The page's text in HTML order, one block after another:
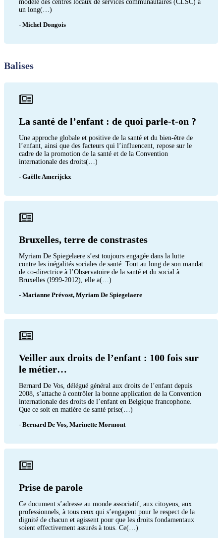
modèle des centres locaux de services communautaires (CLSC) a
un long(…)
- Michel Dongois
Balises
La santé de l’enfant : de quoi parle-t-on ?
Une approche globale et positive de la santé et du bien-être de
l’enfant, ainsi que des facteurs qui l’influencent, repose sur le
cadre de la promotion de la santé et de la Convention
internationale des droits(…)
- Gaëlle Amerijckx
Bruxelles, terre de constrastes
Myriam De Spiegelaere s’est toujours engagée dans la lutte
contre les inégalités sociales de santé. Tout au long de son mandat
de co-directrice à l’Observatoire de la santé et du social à
Bruxelles (l999-2012), elle a(…)
- Marianne Prévost, Myriam De Spiegelaere
Veiller aux droits de l’enfant : 100 fois sur
le métier…
Bernard De Vos, délégué général aux droits de l’enfant depuis
2008, s’attache à contrôler la bonne application de la Convention
internationale des droits de l’enfant en Belgique francophone.
Que ce soit en matière de santé prise(…)
- Bernard De Vos, Marinette Mormont
Prise de parole
Ce document s’adresse au monde associatif, aux citoyens, aux
professionnels, à tous ceux qui s’engagent pour le respect de la
dignité de chacun et agissent pour que les droits fondamentaux
soient effectivement assurés à tous. Ce(…)